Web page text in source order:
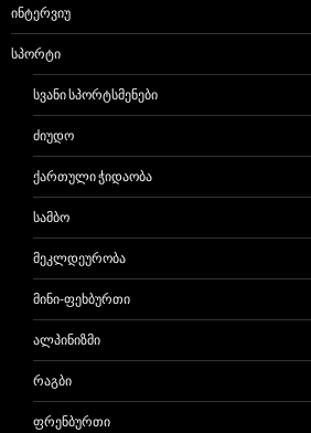
ᲘᲜᲢᲔᲠᲕᲘᲣ
ᲡᲞᲝᲠᲢᲘ
ᲡᲕᲐᲜᲘ ᲡᲞᲝᲠᲢᲡᲛᲔᲜᲔᲑᲘ
ᲫᲘᲣᲓᲝ
ᲥᲐᲠᲗᲣᲚᲘ ᲭᲘᲓᲐᲝᲑᲐ
ᲡᲐᲛᲑᲝ
ᲛᲔᲙᲚᲓᲔᲣᲠᲝᲑᲐ
ᲛᲘᲜᲘ-ᲤᲔᲮᲑᲣᲠᲗᲘ
ᲐᲚᲞᲘᲜᲘᲖᲛᲘ
ᲠᲐᲒᲑᲘ
ᲤᲠᲔᲜᲑᲣᲠᲗᲘ